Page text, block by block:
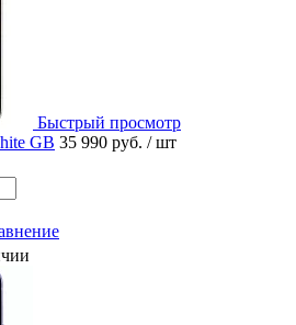
Быстрый просмотр
GB 35 990 руб. / шт